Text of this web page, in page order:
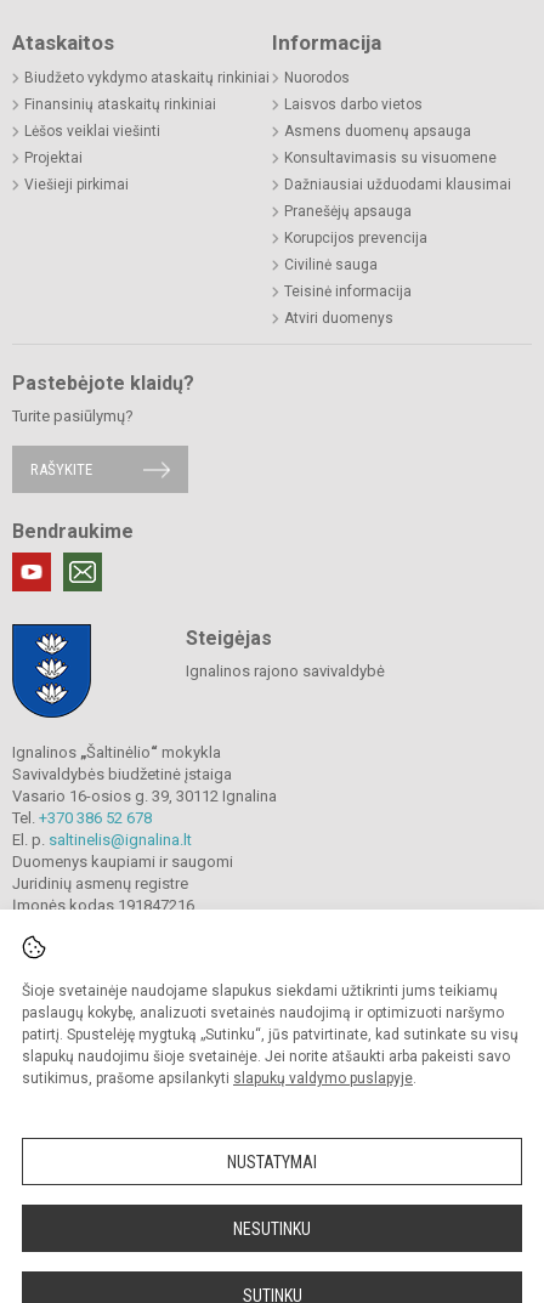
Šioje svetainėje naudojame slapukus siekdami užtikrinti jums teikiamų
paslaugų kokybę, analizuoti svetainės naudojimą ir optimizuoti naršymo
patirtį. Spustelėję mygtuką „Sutinku“, jūs patvirtinate, kad sutinkate su visų
slapukų naudojimu šioje svetainėje. Jei norite atšaukti arba pakeisti savo
sutikimus, prašome apsilankyti slapukų valdymo puslapyje.
NUSTATYMAI
NESUTINKU
SUTINKU
Ataskaitos
Biudžeto vykdymo ataskaitų rinkiniai
Finansinių ataskaitų rinkiniai
Lėšos veiklai viešinti
Projektai
Viešieji pirkimai
Informacija
Nuorodos
Laisvos darbo vietos
Asmens duomenų apsauga
Konsultavimasis su visuomene
Dažniausiai užduodami klausimai
Pranešėjų apsauga
Korupcijos prevencija
Civilinė sauga
Teisinė informacija
Atviri duomenys
Pastebėjote klaidų?
Turite pasiūlymų?
RAŠYKITE
Bendraukime
Steigėjas
Ignalinos rajono savivaldybė
Ignalinos „Šaltinėlio“ mokykla
Savivaldybės biudžetinė įstaiga
Vasario 16-osios g. 39, 30112 Ignalina
Tel. +370 386 52 678
El. p. saltinelis@ignalina.lt
Duomenys kaupiami ir saugomi
Juridinių asmenų registre
Įmonės kodas 191847216
© 2022. Ignalinos„Šaltinėlio “mokykla. Visos teisės saugomos.
Kopijuoti turinį be raštiško gimnazijos sutikimo griežtai draudžiama.
Prieinamumo paraiška Slapukų valdymas
Sumanus būdas atnaujinti